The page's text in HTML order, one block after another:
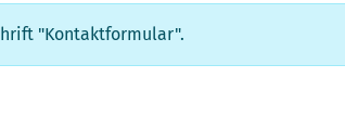
"Kontaktformular".